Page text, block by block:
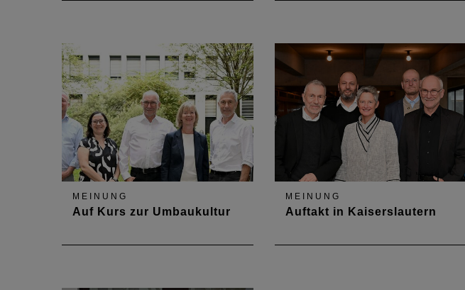
Kultur und Integration, Katharina
Binz statt.
MEINUNG
Auf Kurs zur Umbaukultur
MEINUNG
Auftakt in Kaiserslautern